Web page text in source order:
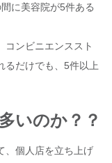
に美容院が5件ある
コンビニエンススト
るだけでも、5件以上
いのか？？
、個人店を立ち上げ